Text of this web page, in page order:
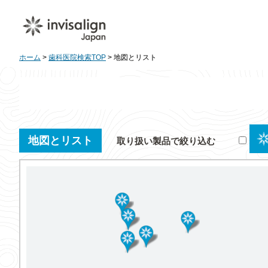
ホーム > 歯科医院検索TOP > 地図とリスト
地図とリスト 取り扱い製品で絞り込む